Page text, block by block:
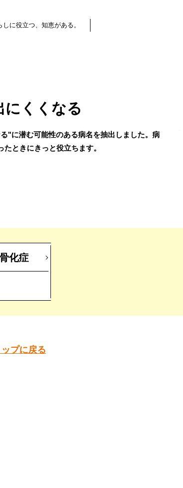
しに役立つ、知恵がある。
にくくなる
"に潜む可能性のある病名を抽出しました。病
たときにきっと役立ちます。
化症
プに戻る